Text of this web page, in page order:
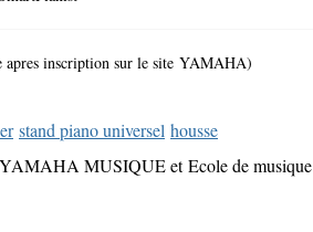
apres inscription sur le site YAMAHA)
stand piano universel housse
MUSIQUE et Ecole de musique